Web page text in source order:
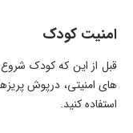
امنیت کودک
قبل از این که کودک
های امنیتی، درپوش
استفاده کنید.